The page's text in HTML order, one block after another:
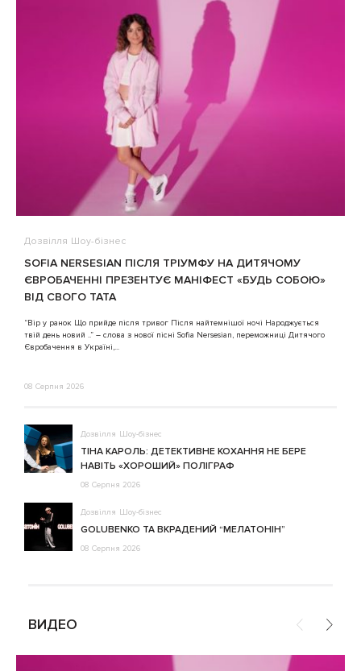
Дозвілля Шоу-бізнес
SOFIA NERSESIAN ПІСЛЯ ТРІУМФУ НА ДИТЯЧОМУ
ЄВРОБАЧЕННІ ПРЕЗЕНТУЄ МАНІФЕСТ «БУДЬ СОБОЮ»
ВІД СВОГО ТАТА
“Вір у ранок Що прийде після тривог Після найтемнішої ночі Народжується
твій день новий ..” – слова з нової пісні Sofia Nersesian, переможниці Дитячого
Євробачення в Україні,...
08 Серпня 2026
Дозвілля Шоу-бізнес
ТІНА КАРОЛЬ: ДЕТЕКТИВНЕ КОХАННЯ НЕ БЕРЕ
НАВІТЬ «ХОРОШИЙ» ПОЛІГРАФ
08 Серпня 2026
Дозвілля Шоу-бізнес
GOLUBENKO ТА ВКРАДЕНИЙ “МЕЛАТОНІН”
08 Серпня 2026
ВИДЕО